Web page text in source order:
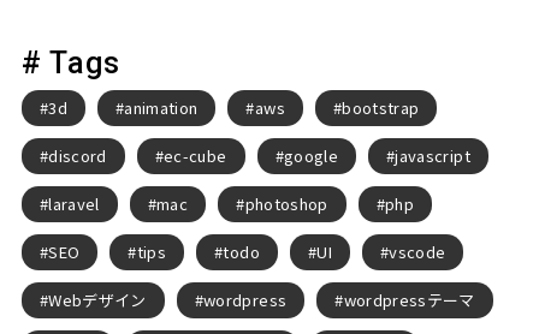
# Tags
3d animation aws bootstrap
discord ec-cube google javascript
laravel mac photoshop php
SEO tips todo UI vscode
Webデザイン wordpress wordpressテーマ